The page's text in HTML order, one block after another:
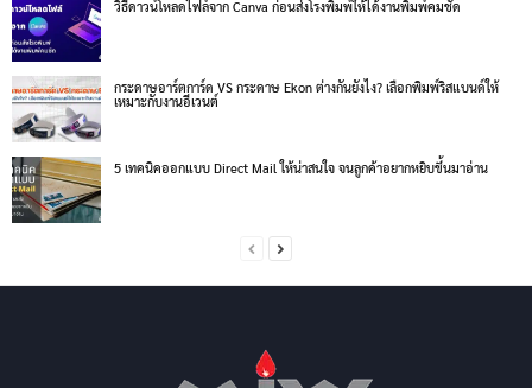
วิธีดาวน์โหลดไฟล์จาก Canva ก่อนส่งโรงพิมพ์ให้ได้งานพิมพ์คมชัด
กระดาษอาร์ตการ์ด VS กระดาษ Ekon ต่างกันยังไง? เลือกพิมพ์ริสแบนด์ให้
เหมาะกับงานอีเวนต์
5 เทคนิคออกแบบ Direct Mail ให้น่าสนใจ จนลูกค้าอยากหยิบขึ้นมาอ่าน